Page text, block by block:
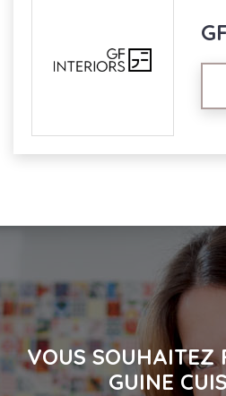
VOUS SOUHAITEZ
GUINE